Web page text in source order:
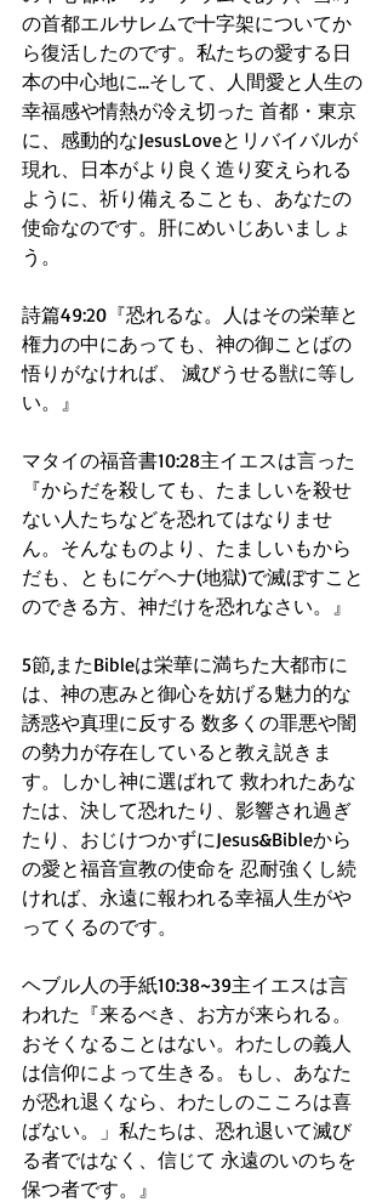
の首都エルサレムで十字架についてか
ら復活したのです。私たちの愛する日
本の中心地に...そして、人間愛と人生の
幸福感や情熱が冷え切った 首都・東京
に、感動的なJesusLoveとリバイバルが
現れ、日本がより良く造り変えられる
ように、祈り備えることも、あなたの
使命なのです。肝にめいじあいましょ
う。
詩篇49:20『恐れるな。人はその栄華と
権力の中にあっても、神の御ことばの
悟りがなければ、 滅びうせる獣に等し
い。』
マタイの福音書10:28主イエスは言った
『からだを殺しても、たましいを殺せ
ない人たちなどを恐れてはなりませ
ん。そんなものより、たましいもから
だも、ともにゲヘナ(地獄)で滅ぼすこと
のできる方、神だけを恐れなさい。』
5節,またBibleは栄華に満ちた大都市に
は、神の恵みと御心を妨げる魅力的な
誘惑や真理に反する 数多くの罪悪や闇
の勢力が存在していると教え説きま
す。しかし神に選ばれて 救われたあな
たは、決して恐れたり、影響され過ぎ
たり、おじけつかずにJesus&Bibleから
の愛と福音宣教の使命を 忍耐強くし続
ければ、永遠に報われる幸福人生がや
ってくるのです。
ヘブル人の手紙10:38~39主イエスは言
われた『来るべき、お方が来られる。
おそくなることはない。わたしの義人
は信仰によって生きる。もし、あなた
が恐れ退くなら、わたしのこころは喜
ばない。」私たちは、恐れ退いて滅び
る者ではなく、信じて 永遠のいのちを
保つ者です。』